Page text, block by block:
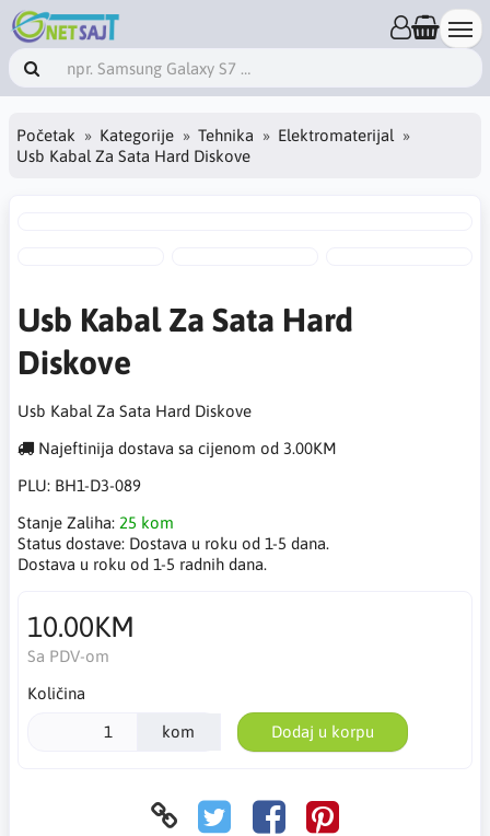
Početak Kategorije Tehnika
Elektromaterijal
Usb Kabal Za Sata Hard Diskove
Usb Kabal Za Sata Hard
Diskove
Usb Kabal Za Sata Hard Diskove
Najeftinija dostava sa cijenom od 3.00KM
PLU: BH1-D3-089
Stanje Zaliha: 25 kom
Status dostave: Dostava u roku od 1-5 dana.
Dostava u roku od 1-5 radnih dana.
10.00KM
Sa PDV-om
Količina
kom Dodaj u korpu